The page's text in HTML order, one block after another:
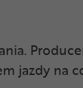
jazdy na